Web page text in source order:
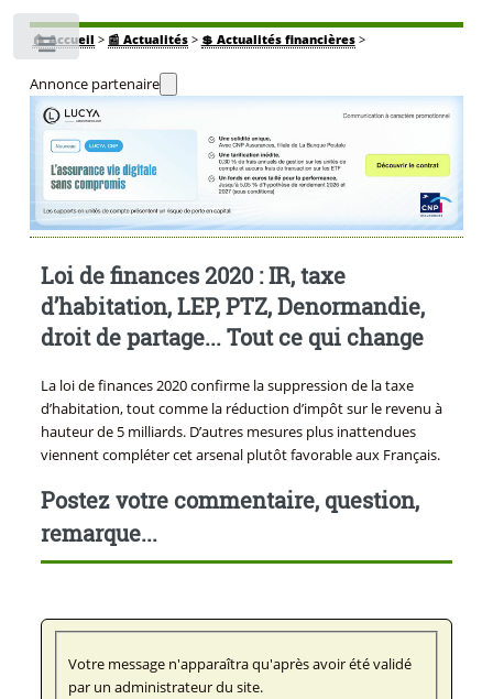
🏠Accueil > 📰 Actualités> 💲 Actualités financières>
Annonce partenaire
Loi de finances 2020 : IR, taxe
d’habitation, LEP, PTZ, Denormandie,
droit de partage... Tout ce qui change
La loi de finances 2020 confirme la suppression de la taxe
d’habitation, tout comme la réduction d’impôt sur le revenu à
hauteur de 5 milliards. D’autres mesures plus inattendues
viennent compléter cet arsenal plutôt favorable aux Français.
Postez votre commentaire, question,
remarque...
Votre message n'apparaîtra qu'après avoir été validé
par un administrateur du site.
Toggle